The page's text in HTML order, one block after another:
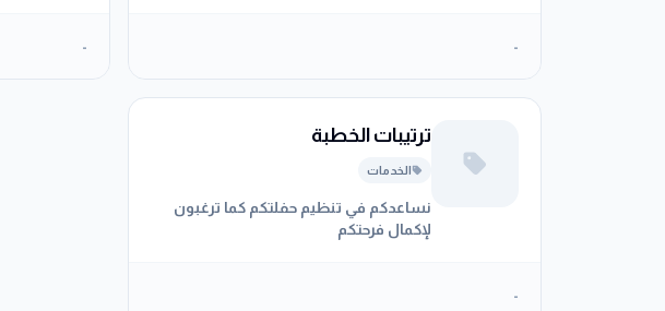
-
-
ترتيبات الخطبة
الخدمات
نساعدكم في تنظيم حفلتكم كما ترغبون
لإكمال فرحتكم
-